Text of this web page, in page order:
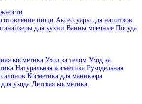
пищи Аксессуары для напитков
для кухни Ванны моечные Посуда
косметика Уход за телом Уход за
Натуральная косметика Рукодельная
Косметика для маникюра
ухода Детская косметика